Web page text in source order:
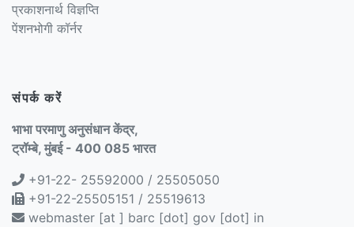
प्रकाशनार्थ विज्ञप्ति
पेंशनभोगी कॉर्नर
संपर्क करें
भाभा परमाणु अनुसंधान केंद्र,
ट्रॉम्बे, मुंबई - 400 085 भारत
+91-22- 25592000 / 25505050
+91-22-25505151 / 25519613
webmaster [at ] barc [dot] gov [dot] in